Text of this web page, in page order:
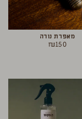
מאפרת נורה
₪150